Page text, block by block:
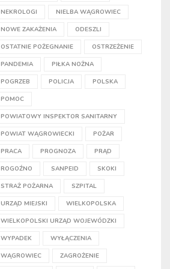
NEKROLOGI NIELBA WĄGROWIEC
NOWE ZAKAŻENIA ODESZLI
OSTATNIE POŻEGNANIE OSTRZEŻENIE
PANDEMIA PIŁKA NOŻNA
POGRZEB POLICJA POLSKA
POMOC
POWIATOWY INSPEKTOR SANITARNY
POWIAT WĄGROWIECKI POŻAR
PRACA PROGNOZA PRĄD
ROGOŹNO SANPEID SKOKI
STRAŻ POŻARNA SZPITAL
URZĄD MIEJSKI WIELKOPOLSKA
WIELKOPOLSKI URZĄD WOJEWÓDZKI
WYPADEK WYŁĄCZENIA
WĄGROWIEC ZAGROŻENIE